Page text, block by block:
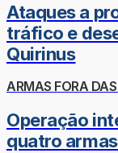
Ataques a
tráfico e
Quirinus
ARMAS FORA
Operação
quatro